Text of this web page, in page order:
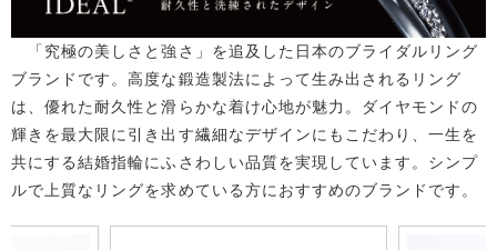
「究極の美しさと強さ」を追及した日本のブライダルリング
ブランドです。高度な鍛造製法によって生み出されるリング
は、優れた耐久性と滑らかな着け心地が魅力。ダイヤモンドの
輝きを最大限に引き出す繊細なデザインにもこだわり、一生を
共にする結婚指輪にふさわしい品質を実現しています。シンプ
ルで上質なリングを求めている方におすすめのブランドです。